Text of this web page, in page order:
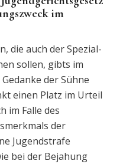
im
die auch der Spezial-
sollen, gibts im
der Sühne
einen Platz im Urteil
im Falle des
der
Jugendstrafe
bei der Bejahung